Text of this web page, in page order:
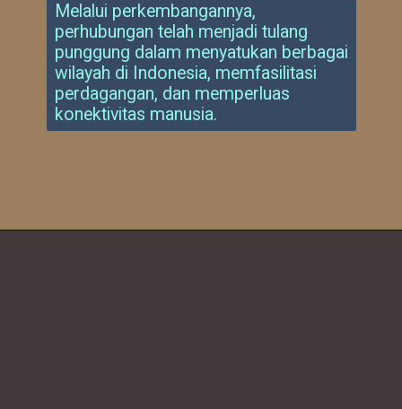
Melalui perkembangannya,
perhubungan telah menjadi tulang
punggung dalam menyatukan berbagai
wilayah di Indonesia, memfasilitasi
perdagangan, dan memperluas
konektivitas manusia.